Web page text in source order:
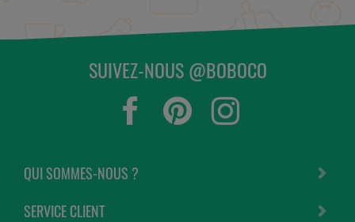
QUI SOMMES-NOUS ?
SERVICE CLIENT
SUIVEZ-NOUS @BOBOCO